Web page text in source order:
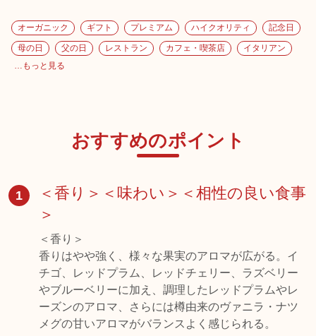
オーガニック ギフト プレミアム ハイクオリティ 記念日
母の日 父の日 レストラン カフェ・喫茶店
イタリアン
…もっと見る
おすすめのポイント
1
＜香り＞＜味わい＞＜相性の良い食事
＞
＜香り＞
香りはやや強く、様々な果実のアロマが広がる。イ
チゴ、レッドプラム、レッドチェリー、ラズベリー
やブルーベリーに加え、調理したレッドプラムやレ
ーズンのアロマ、さらには樽由来のヴァニラ・ナツ
メグの甘いアロマがバランスよく感じられる。